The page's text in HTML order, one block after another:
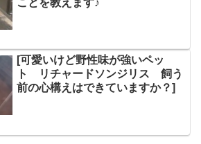
[可愛いけど野性味が強いペッ
ト リチャードソンジリス 飼う
前の心構えはできていますか？]